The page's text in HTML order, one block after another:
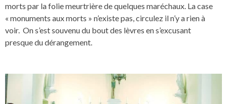
morts par la folie meurtrière de quelques maréchaux. La case
« monuments aux morts » n’existe pas, circulez il n’y a rien à
voir. On s’est souvenu du bout des lèvres en s’excusant
presque du dérangement.